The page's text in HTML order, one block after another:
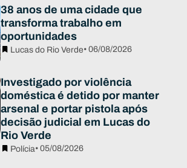
38 anos de uma cidade que
transforma trabalho em
oportunidades
Lucas do Rio Verde• 06/08/2026
Investigado por violência
doméstica é detido por manter
arsenal e portar pistola após
decisão judicial em Lucas do
Rio Verde
Polícia• 05/08/2026